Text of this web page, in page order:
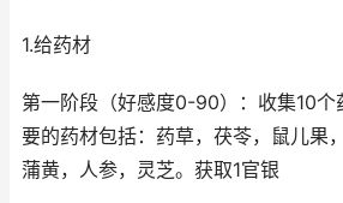
1.给药材
第一阶段（好感度0-90）：收集10个
要的药材包括：药草，茯苓，鼠儿果
蒲黄，人参，灵芝。获取1官银